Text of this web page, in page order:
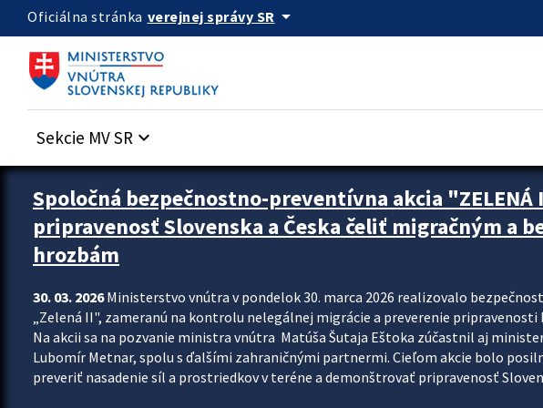
Preskocit na hlavný obsah
Oficiálna stránka verejnej správy SR arrow_drop_down
Sekcie MV SR keyboard_arrow_down
Zastavit automatický posun upútavok
Spoločná bezpečnostno-preventívna akcia
pripravenosť Slovenska a Česka čeliť migračným a
hrozbám
30. 03. 2026Ministerstvo vnútra v pondelok 30. marca 2026 realizovalo
„Zelená II", zameranú na kontrolu nelegálnej migrácie a preverenie
Na akcii sa na pozvanie ministra vnútra Matúša Šutaja Eštoka zúčastnil aj
Lubomír Metnar, spolu s ďalšími zahraničnými partnermi. Cieľom akcie bolo
preveriť nasadenie síl a prostriedkov v teréne a demonštrovať pripravenosť